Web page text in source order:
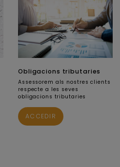
Obligacions tributaries
Assessorem als nostres clients
respecte a les seves
obligacions tributaries
ACCEDIR